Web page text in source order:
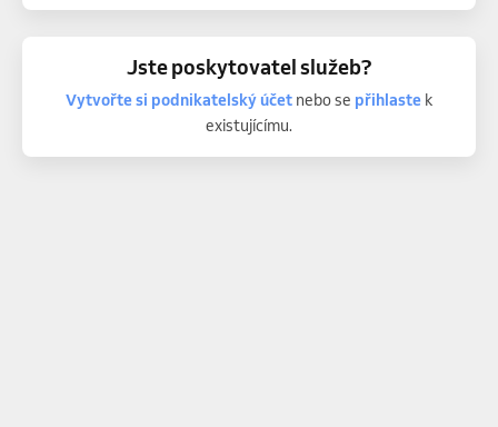
Jste poskytovatel služeb?
Vytvořte si podnikatelský účetnebo se přihlastek
existujícímu.